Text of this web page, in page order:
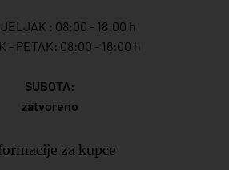
: 08:00 - 18:00 h
- PETAK: 08:00 - 16:00 h
SUBOTA:
zatvoreno
za kupce